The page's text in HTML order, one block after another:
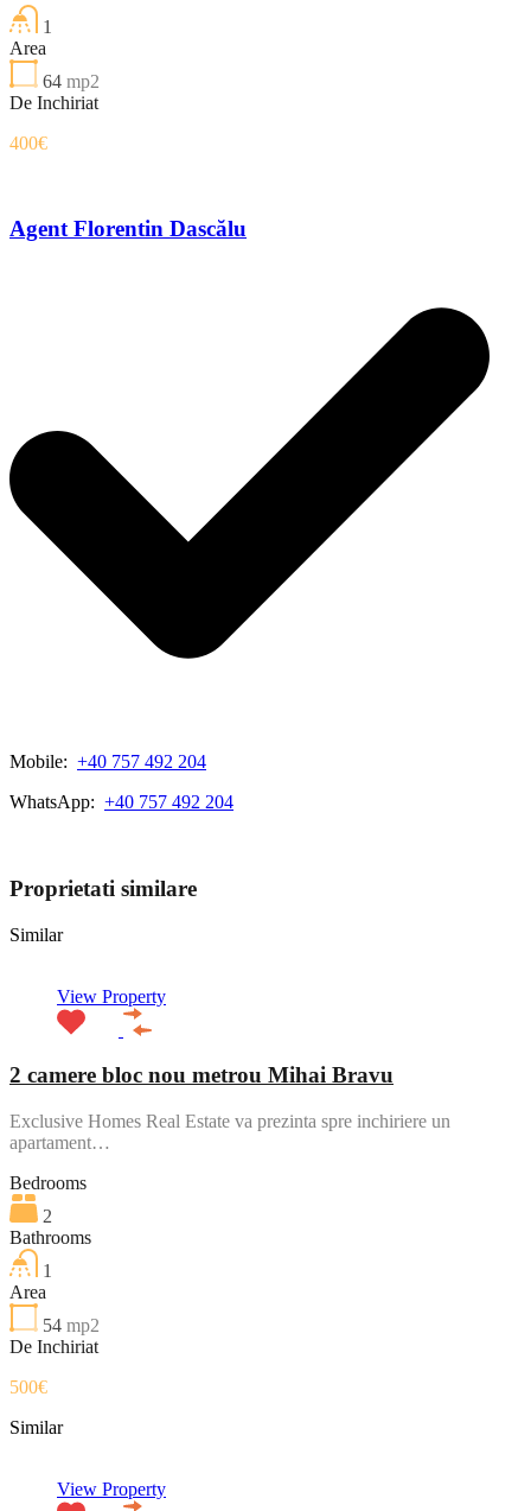
1
Area
64 mp2
De Inchiriat
400€
Agent Florentin Dascălu
Mobile: +40 757 492 204
WhatsApp: +40 757 492 204
Proprietati similare
Similar
View Property
2 camere bloc nou metrou Mihai Bravu
Exclusive Homes Real Estate va prezinta spre inchiriere un
apartament…
Bedrooms
2
Bathrooms
1
Area
54 mp2
De Inchiriat
500€
Similar
View Property